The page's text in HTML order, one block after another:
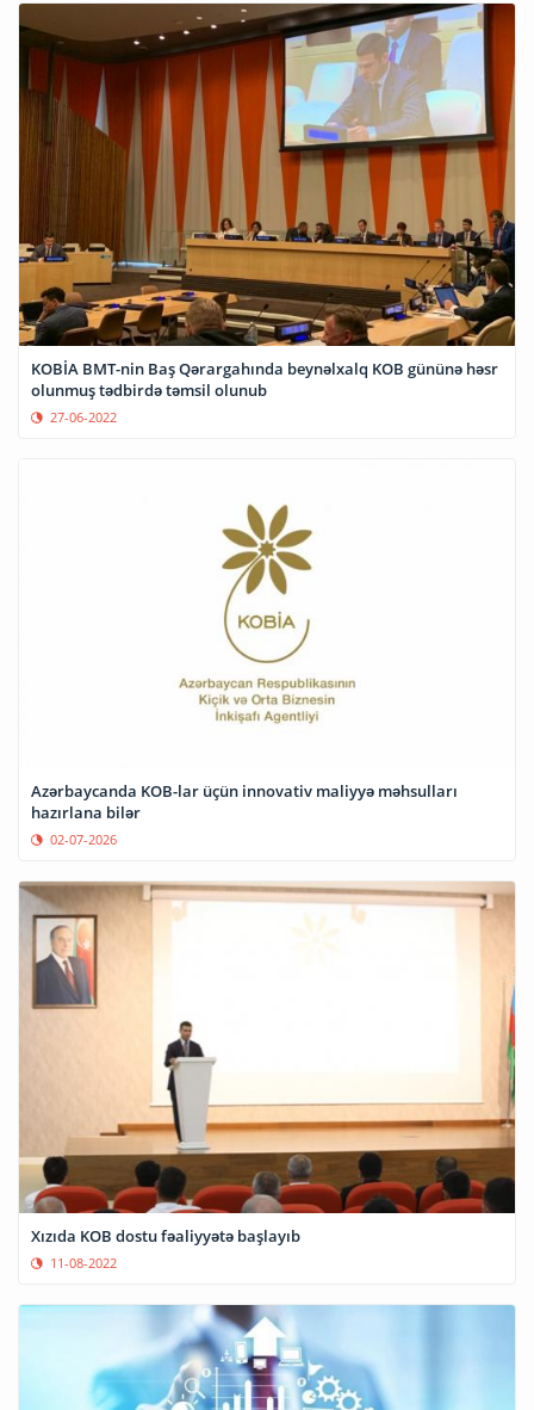
KOBİA BMT-nin Baş Qərargahında beynəlxalq KOB gününə həsr
olunmuş tədbirdə təmsil olunub
27-06-2022
Azərbaycanda KOB-lar üçün innovativ maliyyə məhsulları
hazırlana bilər
02-07-2026
Xızıda KOB dostu fəaliyyətə başlayıb
11-08-2022